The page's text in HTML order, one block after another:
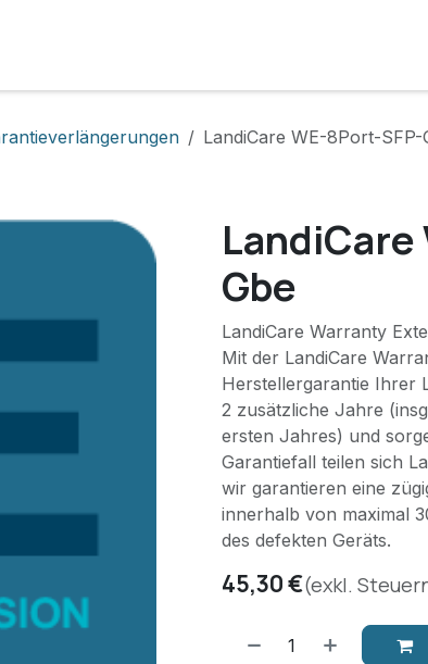
LandiCare WE-8Port-SFP-
Gbe
LandiCare Warranty
Mit der LandiCare
Herstellergarantie Ihrer
2 zusätzliche Jahre
ersten Jahres) und
Garantiefall teilen sich
wir garantieren eine
innerhalb von maximal
des defekten Geräts.
45,30€(exkl.